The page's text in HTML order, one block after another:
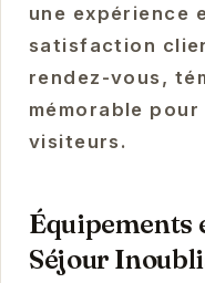
une expérience
satisfaction
rendez-vous,
mémorable
visiteurs.
Équipements
Séjour